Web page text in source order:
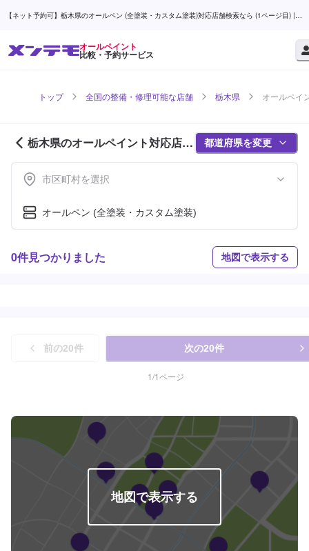
【ネット予約可】栃木県のオールペン (全塗装・カスタム塗装)対応店舗検索なら (1ページ目) |
オールペイント
比較・予約サービス
トップ 全国の整備・修理可能な店舗 栃木県 オールペイ
栃木県のオールペイント対応店舗
紹介 (1ページ目)
都道府県を変更
市区町村を選択
オールペン (全塗装・カスタム塗装)
0件見つかりました 地図で表示する
前の20件 次の20件
1/1ページ
地図で表示する